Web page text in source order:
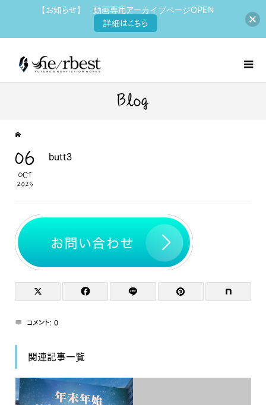
Blog
06
OCT
2025
butt3
コメント: 0
関連記事一覧
【お知らせ】 動画専用アーカイブページOPEN
詳細はこちら